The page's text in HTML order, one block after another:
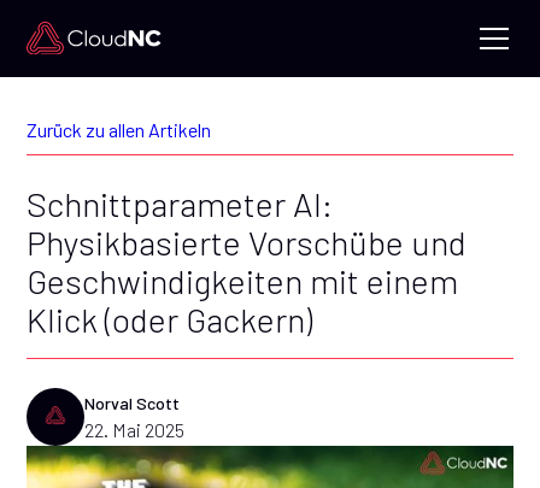
Zurück zu allen Artikeln
Schnittparameter AI:
Physikbasierte Vorschübe und
Geschwindigkeiten mit einem
Klick (oder Gackern)
Norval Scott
22. Mai 2025